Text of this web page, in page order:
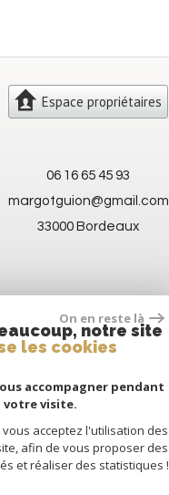
Espace propriétaires
06 16 65 45 93
margotguion@gmail.com
33000 Bordeaux
On en reste là
notre site
les cookies
accompagner pendant
votre visite.
acceptez l'utilisation des
afin de vous proposer des
et réaliser des statistiques !